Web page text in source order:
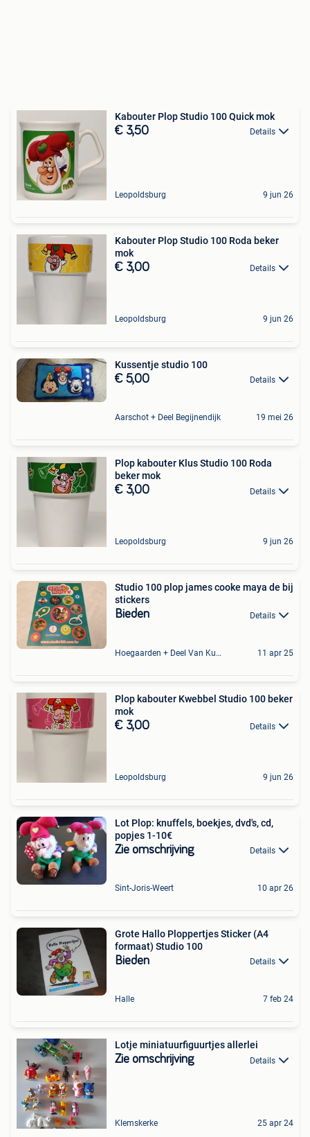
Kabouter Plop Studio 100 Quick mok
€ 3,50 Details
Leopoldsburg 9 jun 26
Kabouter Plop Studio 100 Roda beker
mok
€ 3,00 Details
Leopoldsburg 9 jun 26
Kussentje studio 100
€ 5,00 Details
Aarschot + Deel Begijnendijk 19 mei 26
Plop kabouter Klus Studio 100 Roda
beker mok
€ 3,00 Details
Leopoldsburg 9 jun 26
Studio 100 plop james cooke maya de bij
stickers
Bieden Details
Hoegaarden + Deel Van Kumtich + Deel Van Tienen 11 apr 25
Plop kabouter Kwebbel Studio 100 beker
mok
€ 3,00 Details
Leopoldsburg 9 jun 26
Lot Plop: knuffels, boekjes, dvd's, cd,
popjes 1-10€
Zie omschrijving Details
Sint-Joris-Weert 10 apr 26
Grote Hallo Ploppertjes Sticker (A4
formaat) Studio 100
Bieden Details
Halle 7 feb 24
Lotje miniatuurfiguurtjes allerlei
Zie omschrijving Details
Klemskerke 25 apr 24